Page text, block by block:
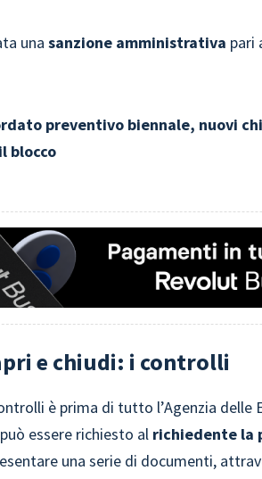
unasanzione amministrativa pari
preventivo biennale, nuovi
blocco
e chiudi: i controlli
è prima di tutto l’Agenzia
essere richiesto al richiedente la
una serie di documenti,